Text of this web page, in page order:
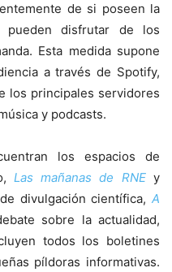
de si poseen la
disfrutar de los
Esta medida supone
a través de Spotify,
los principales servidores
y podcasts.
los espacios de
Las mañanas de RNEy
divulgación científica, A
sobre la actualidad,
todos los boletines
píldoras informativas.